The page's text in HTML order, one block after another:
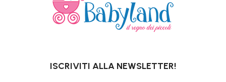
ISCRIVITI ALLA NEWSLETTER!